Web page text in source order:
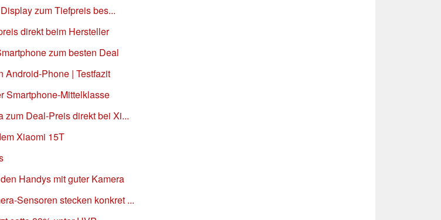
zum Tiefpreis bes...
direkt beim Hersteller
zum besten Deal
Android-Phone | Testfazit
Smartphone-Mittelklasse
zum Deal-Preis direkt bei Xi...
Xiaomi 15T
Handys mit guter Kamera
Sensoren stecken konkret ...